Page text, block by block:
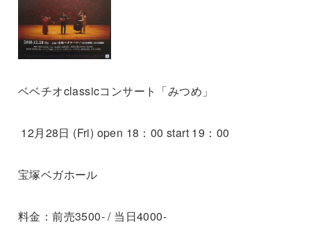
ベベチオclassicコンサート「みつめ」
12月28日 (Fri) open 18：00 start 19：00
宝塚ベガホール
料金：前売3500- / 当日4000-